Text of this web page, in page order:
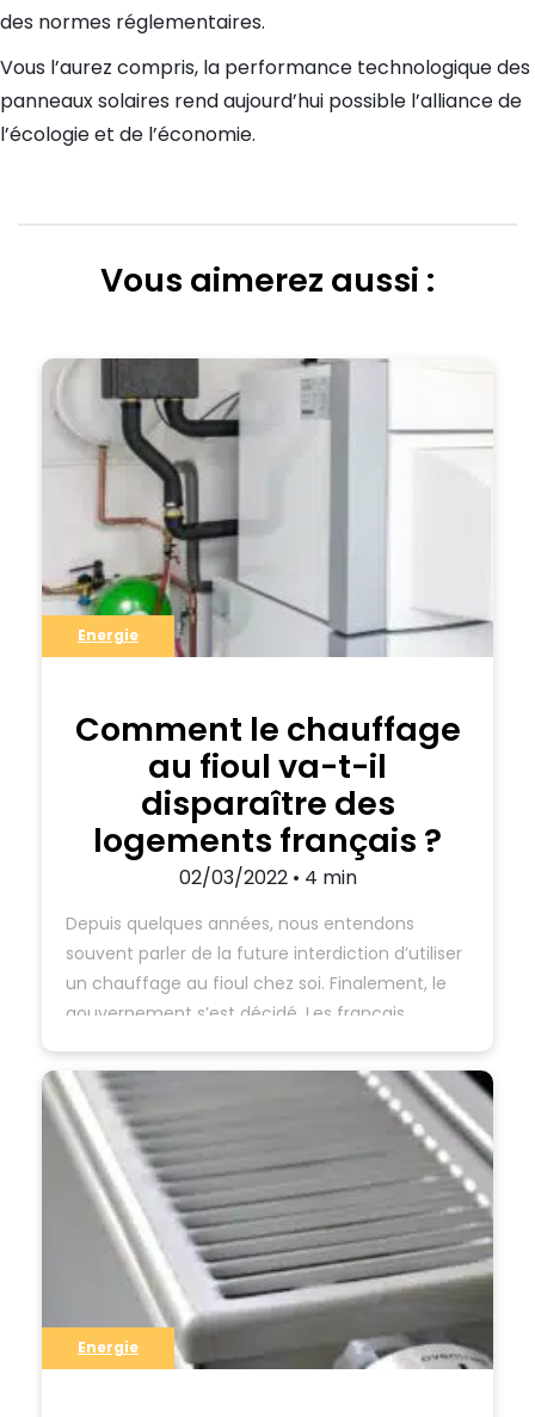
des normes réglementaires.
Vous l’aurez compris, la performance technologique des
panneaux solaires rend aujourd’hui possible l’alliance de
l’écologie et de l’économie.
Vous aimerez aussi :
Comment le chauffage
au fioul va-t-il
disparaître des
logements français ?
Energie
02/03/2022 • 4 min
Depuis quelques années, nous entendons
souvent parler de la future interdiction d’utiliser
un chauffage au fioul chez soi. Finalement, le
gouvernement s’est décidé. Les français
le courant de l’année 2022. Pourtant, le
chauffage au fioul est le 3ème mode de
chauffage utilisé par les français.
Energie